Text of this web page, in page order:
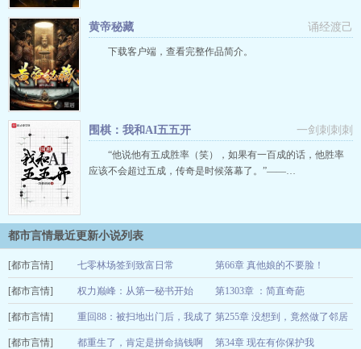
诵经渡己
黄帝秘藏
下载客户端，查看完整作品简介。
一剑刺刺刺
围棋：我和AI五五开
“他说他有五成胜率（笑），如果有一百成的话，他胜率
应该不会超过五成，传奇是时候落幕了。”——…
都市言情最近更新小说列表
[都市言情] 七零林场签到致富日常 第66章 真他娘的不要脸！
笑笑不乖
[都市言情] 权力巅峰：从第一秘书开始 第1303章 ：简直奇葩
林新儿 08-08
[都市言情] 重回88：被扫地出门后，我成了
万元户
第255章 没想到，竟然做了邻居
别芭乐我
[都市言情] 都重生了，肯定是拼命搞钱啊 第34章 现在有你保护我